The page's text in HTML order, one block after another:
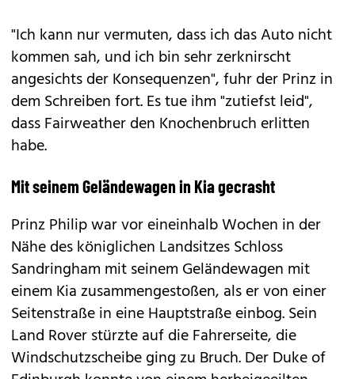
"Ich kann nur vermuten, dass ich das Auto nicht
kommen sah, und ich bin sehr zerknirscht
angesichts der Konsequenzen", fuhr der Prinz in
dem Schreiben fort. Es tue ihm "zutiefst leid",
dass Fairweather den Knochenbruch erlitten
habe.
Mit seinem Geländewagen in Kia gecrasht
Prinz Philip war vor eineinhalb Wochen in der
Nähe des königlichen Landsitzes Schloss
Sandringham mit seinem Geländewagen mit
einem Kia zusammengestoßen, als er von einer
Seitenstraße in eine Hauptstraße einbog. Sein
Land Rover stürzte auf die Fahrerseite, die
Windschutzscheibe ging zu Bruch. Der Duke of